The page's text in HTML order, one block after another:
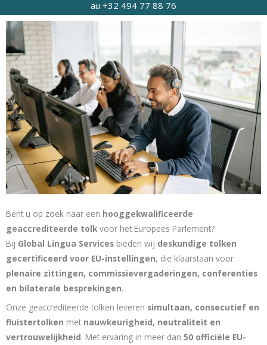
au +32 494 77 88 76
Bent u op zoek naar een hooggekwalificeerde
geaccrediteerde tolk voor het Europees Parlement?
Bij Global Lingua Services bieden wij deskundige tolken
gecertificeerd voor EU-instellingen, die klaarstaan voor
plenaire zittingen, commissievergaderingen, conferenties
en bilaterale besprekingen.
Onze geaccrediteerde tolken leveren simultaan, consecutief en
fluistertolken met nauwkeurigheid, neutraliteit en
vertrouwelijkheid. Met ervaring in meer dan 50 officiële EU-